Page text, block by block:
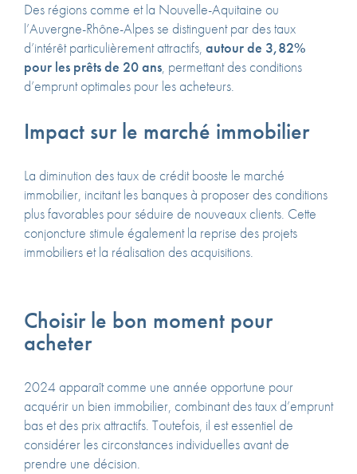
Des régions comme et la Nouvelle-Aquitaine ou
l’Auvergne-Rhône-Alpes se distinguent par des taux
d’intérêt particulièrement attractifs, autour de 3,82%
pour les prêts de 20 ans, permettant des conditions
d’emprunt optimales pour les acheteurs.
Impact sur le marché immobilier
La diminution des taux de crédit booste le marché
immobilier, incitant les banques à proposer des conditions
plus favorables pour séduire de nouveaux clients. Cette
conjoncture stimule également la reprise des projets
immobiliers et la réalisation des acquisitions.
Choisir le bon moment pour
acheter
2024 apparaît comme une année opportune pour
acquérir un bien immobilier, combinant des taux d’emprunt
bas et des prix attractifs. Toutefois, il est essentiel de
considérer les circonstances individuelles avant de
prendre une décision.